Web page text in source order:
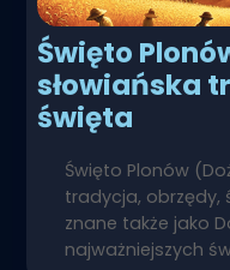
Święto
słowiańska
święta
Święto Plonów
tradycja, obrzędy,
znane także jako
najważniejszych